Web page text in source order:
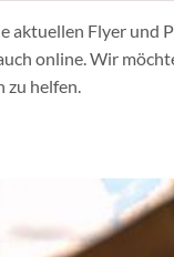
aktuellen Flyer
online. Wir
zu helfen.